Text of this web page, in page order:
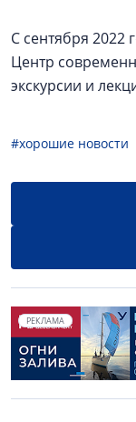
С сентября 2022
Центр
экскурсии и
#хорошие новости
РЕКЛАМА